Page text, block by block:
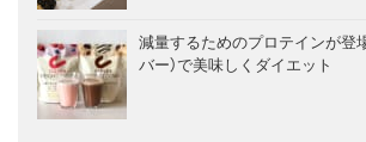
減量するためのプロテインが登
バー）で美味しくダイエット